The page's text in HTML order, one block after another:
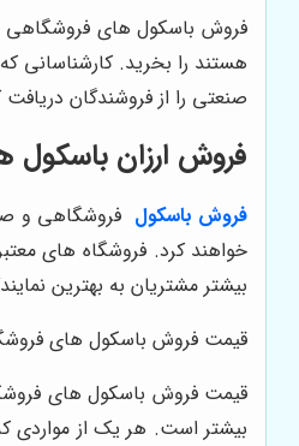
فروش باسکول های فروشگاهی
هستند را بخرید. کارشناسانی
صنعتی را از فروشندگان
فروش ارزان
فروش باسکول فروشگاهی و
خواهند کرد. فروشگاه های
بیشتر مشتریان به بهترین
قیمت فروش باسکول های
قیمت فروش باسکول های
بیشتر است. هر یک از مواردی